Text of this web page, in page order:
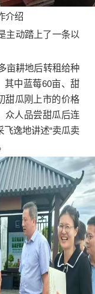
介绍
主动踏上了一条以
亩耕地后转租给种
其中蓝莓60亩、甜
甜瓜刚上市的价格
众人品尝甜瓜后连
逸地讲述“卖瓜卖